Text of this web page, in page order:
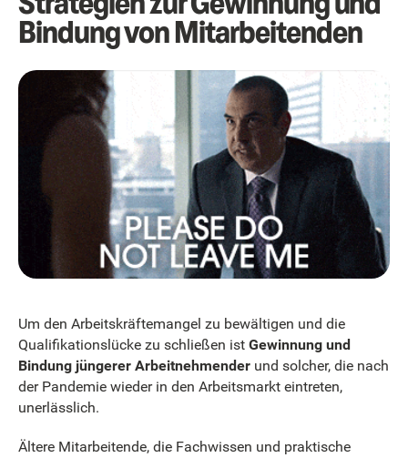
Bindung von Mitarbeitenden
Um den Arbeitskräftemangel zu bewältigen und die
Qualifikationslücke zu schließen ist Gewinnung und
Bindung jüngerer Arbeitnehmender und solcher, die nach
der Pandemie wieder in den Arbeitsmarkt eintreten,
unerlässlich.
Ältere Mitarbeitende, die Fachwissen und praktische